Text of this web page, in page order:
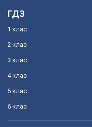
ГДЗ
1 клас
2 клас
3 клас
4 клас
5 клас
6 клас